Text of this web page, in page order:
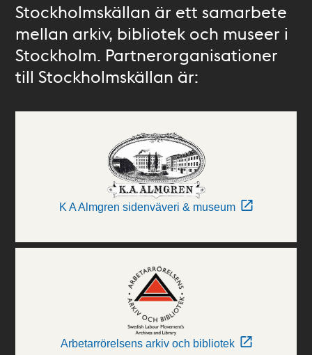
Stockholmskällan är ett samarbete
mellan arkiv, bibliotek och museer i
Stockholm. Partnerorganisationer
till Stockholmskällan är:
K A Almgren sidenväveri & museum
Arbetarrörelsens arkiv och bibliotek